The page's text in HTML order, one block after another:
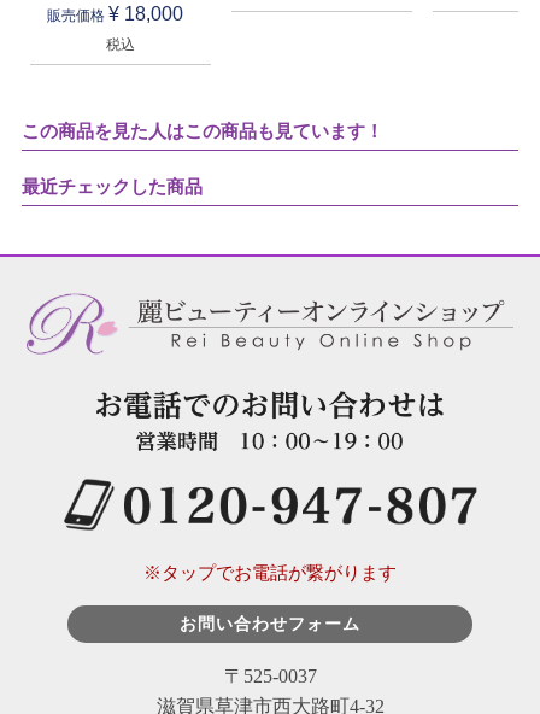
販売価格 ¥ 18,000
税込
この商品を見た人はこの商品も見ています！
最近チェックした商品
※タップでお電話が繋がります
お問い合わせフォーム
〒525-0037
滋賀県草津市西大路町4-32